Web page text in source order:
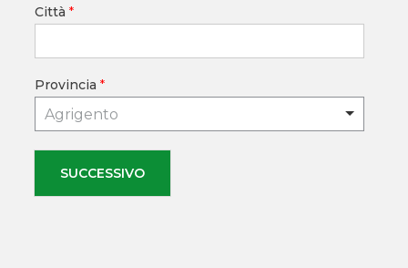
Città *
Provincia *
Agrigento
SUCCESSIVO